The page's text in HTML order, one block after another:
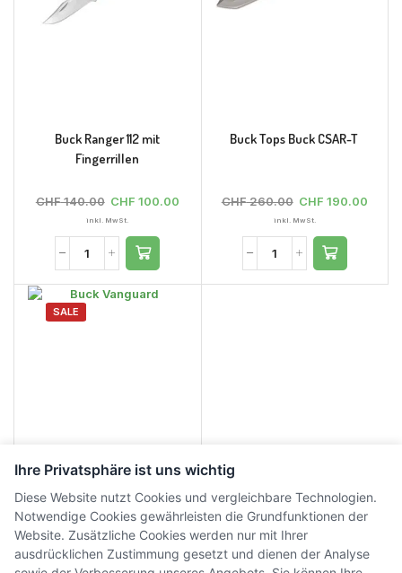
Buck Ranger 112 mit
Fingerrillen
CHF140.00 CHF 100.00
inkl. MwSt.
Buck Tops Buck CSAR-T
CHF260.00 CHF 190.00
inkl. MwSt.
SALE
CHF190.00 CHF140.00
inkl. MwSt.
Ihre Privatsphäre ist uns wichtig
Diese Website nutzt Cookies und vergleichbare Technologien.
Notwendige Cookies gewährleisten die Grundfunktionen der
Website. Zusätzliche Cookies werden nur mit Ihrer
ausdrücklichen Zustimmung gesetzt und dienen der Analyse